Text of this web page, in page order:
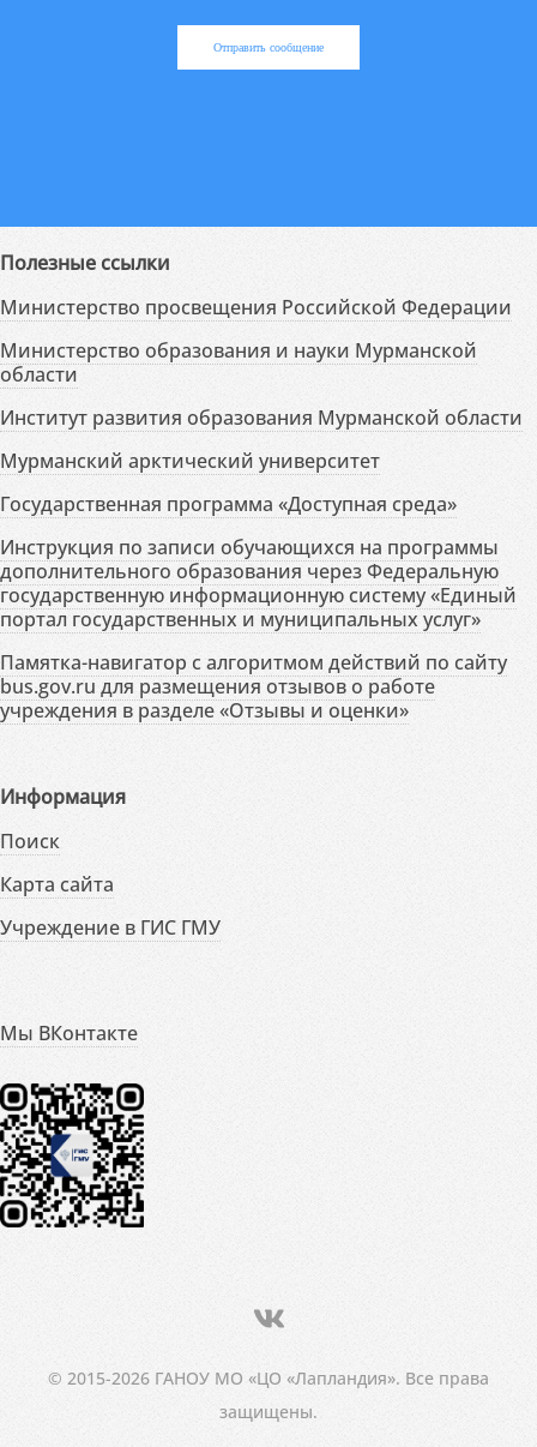
Отправить сообщение
Полезные ссылки
Министерство просвещения Российской Федерации
Министерство образования и науки Мурманской
области
Институт развития образования Мурманской области
Мурманский арктический университет
Государственная программа «Доступная среда»
Инструкция по записи обучающихся на программы
дополнительного образования через Федеральную
государственную информационную систему «Единый
портал государственных и муниципальных услуг»
Памятка-навигатор с алгоритмом действий по сайту
bus.gov.ru для размещения отзывов о работе
учреждения в разделе «Отзывы и оценки»
Информация
Поиск
Карта сайта
Учреждение в ГИС ГМУ
Мы ВКонтакте
© 2015-2026 ГАНОУ МО «ЦО «Лапландия». Все права
защищены.